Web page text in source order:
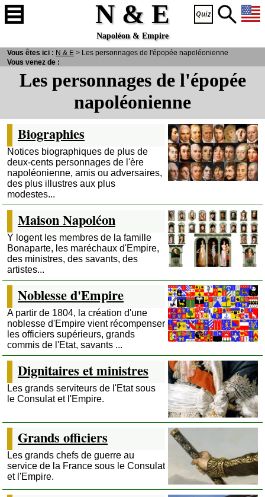
N & E
Napoléon & Empire
Les personnages de l'épopée
napoléonienne
Biographies
Notices biographiques de plus de
deux-cents personnages de l'ère
napoléonienne, amis ou adversaires,
des plus illustres aux plus
modestes...
Maison Napoléon
Y logent les membres de la famille
Bonaparte, les maréchaux d'Empire,
des ministres, des savants, des
artistes...
Noblesse d'Empire
A partir de 1804, la création d'une
noblesse d'Empire vient récompenser
les officiers supérieurs, grands
commis de l'Etat, savants ...
Dignitaires et ministres
Les grands serviteurs de l'Etat sous
le Consulat et l'Empire.
Grands officiers
Les grands chefs de guerre au
service de la France sous le Consulat
et l'Empire.
Vous êtes ici : N & E > Les personnages de l'épopée napoléonienne
Vous venez de :